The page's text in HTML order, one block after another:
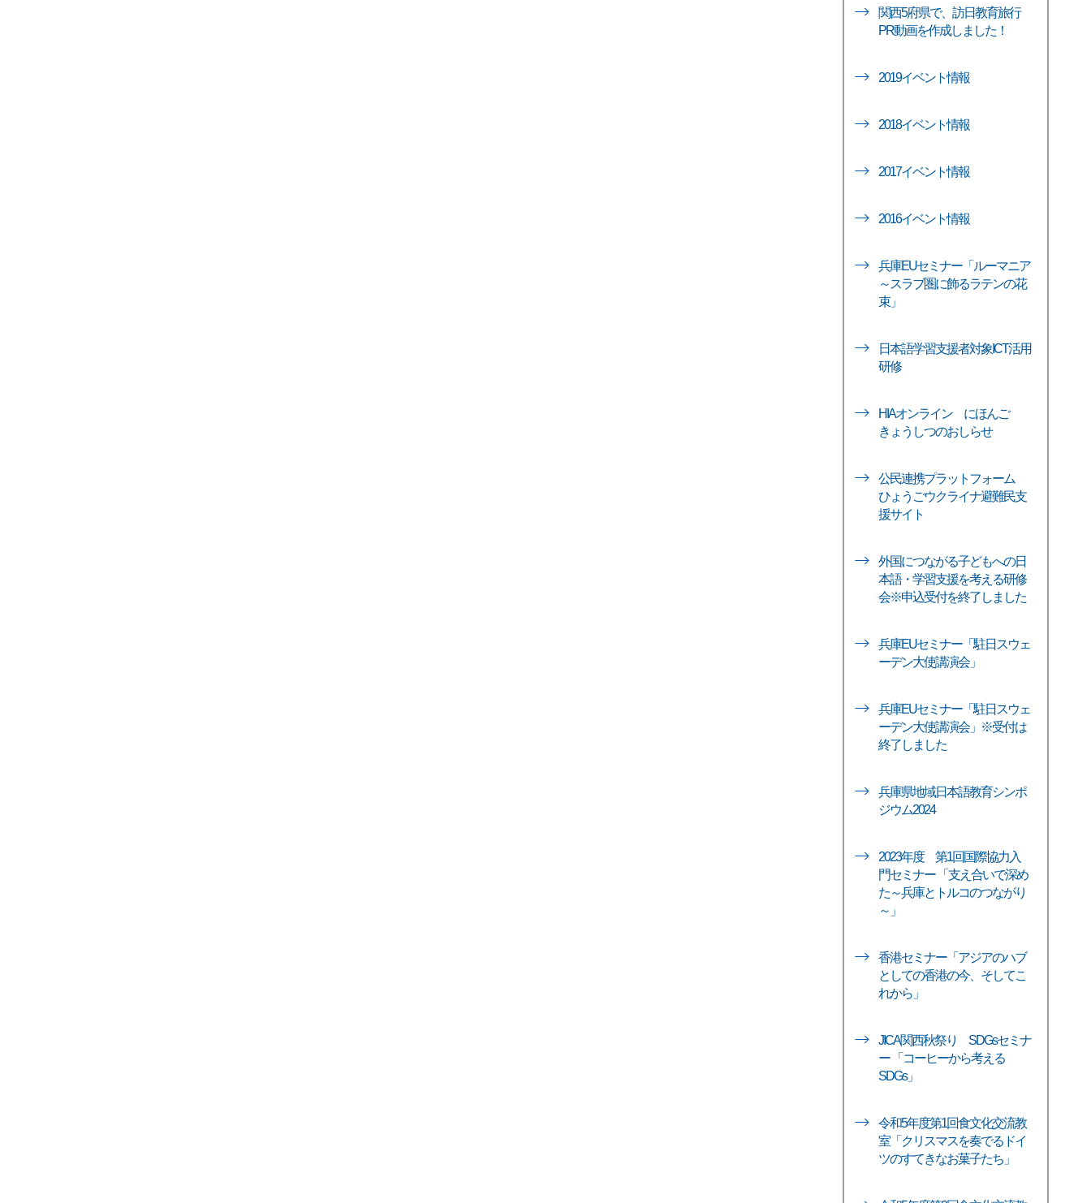
関西5府県で、訪日教育旅行
PR動画を作成しました！
2019イベント情報
2018イベント情報
2017イベント情報
2016イベント情報
兵庫EUセミナー「ルーマニア
～スラブ圏に飾るラテンの花
束」
日本語学習支援者対象ICT活用
研修
HIAオンライン にほんご
きょうしつのおしらせ
公民連携プラットフォーム
ひょうごウクライナ避難民支
援サイト
外国につながる子どもへの日
本語・学習支援を考える研修
会※申込受付を終了しました
兵庫EUセミナー「駐日スウェ
ーデン大使講演会」
兵庫EUセミナー「駐日スウェ
ーデン大使講演会」※受付は
終了しました
兵庫県地域日本語教育シンポ
ジウム2024
2023年度 第1回国際協力入
門セミナー 「支え合いで深め
た～兵庫とトルコのつながり
～」
香港セミナー「アジアのハブ
としての香港の今、そしてこ
れから」
JICA関西秋祭り SDGsセミナ
ー 「コーヒーから考える
SDGs」
令和5年度第1回食文化交流教
室「クリスマスを奏でるドイ
ツのすてきなお菓子たち」